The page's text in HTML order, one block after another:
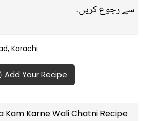
سے رجوع کریں۔
Karachi
Add Your Recipe
Kam Karne Wali Chatni Recipe